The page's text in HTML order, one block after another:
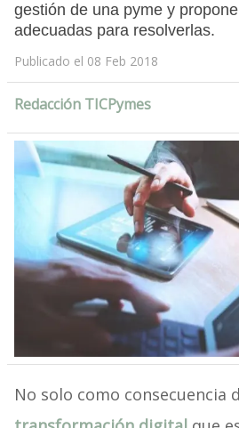
gestión de una pyme y
adecuadas para resolverlas.
Publicado el 08 Feb 2018
Redacción TICPymes
No solo como consecuencia